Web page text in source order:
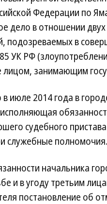
Федерации по
дело в отношении
подозреваемых в
УК РФ
занимающим
июле 2014 года в
судебного
служебные полномочия.
начальника
и в угоду третьим
постановление об